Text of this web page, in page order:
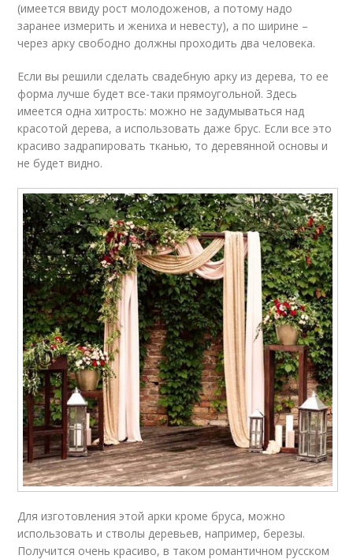
(имеется ввиду рост молодоженов, а потому надо
заранее измерить и жениха и невесту), а по ширине –
через арку свободно должны проходить два человека.
Если вы решили сделать свадебную арку из дерева, то ее
форма лучше будет все-таки прямоугольной. Здесь
имеется одна хитрость: можно не задумываться над
красотой дерева, а использовать даже брус. Если все это
красиво задрапировать тканью, то деревянной основы и
не будет видно.
Для изготовления этой арки кроме бруса, можно
использовать и стволы деревьев, например, березы.
Получится очень красиво, в таком романтичном русском